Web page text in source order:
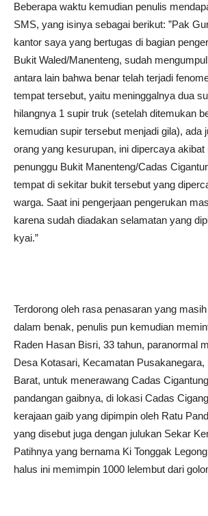
Beberapa waktu kemudian penulis
SMS, yang isinya sebagai berikut: ”Pak
kantor saya yang bertugas di bagian
Bukit Waled/Manenteng, sudah
antara lain bahwa benar telah terjadi
tempat tersebut, yaitu meninggalnya dua
hilangnya 1 supir truk (setelah ditemukan
kemudian supir tersebut menjadi gila), ada
orang yang kesurupan, ini dipercaya akibat
penunggu Bukit Manenteng/Cadas
tempat di sekitar bukit tersebut yang
warga. Saat ini pengerjaan pengerukan
karena sudah diadakan selamatan yang
kyai.”
Terdorong oleh rasa penasaran yang
dalam benak, penulis pun kemudian
Raden Hasan Bisri, 33 tahun, paranormal
Desa Kotasari, Kecamatan Pusakanegara,
Barat, untuk menerawang Cadas
pandangan gaibnya, di lokasi Cadas
kerajaan gaib yang dipimpin oleh Ratu
yang disebut juga dengan julukan Sekar
Patihnya yang bernama Ki Tonggak
halus ini memimpin 1000 lelembut dari